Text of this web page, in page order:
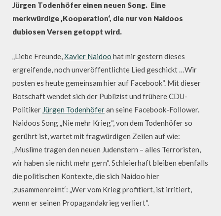
Jürgen Todenhöfer einen neuen Song. Eine
merkwürdige ‚Kooperation‘, die nur von Naidoos
dubiosen Versen getoppt wird.
„Liebe Freunde, Xavier Naidoo hat mir gestern dieses
ergreifende, noch unveröffentlichte Lied geschickt …Wir
posten es heute gemeinsam hier auf Facebook“. Mit dieser
Botschaft wendet sich der Publizist und frühere CDU-
Politiker Jürgen Todenhöferan seine Facebook-Follower.
Naidoos Song „Nie mehr Krieg“, von dem Todenhöfer so
gerührt ist, wartet mit fragwürdigen Zeilen auf wie:
„Muslime tragen den neuen Judenstern – alles Terroristen,
wir haben sie nicht mehr gern“. Schleierhaft bleiben ebenfalls
die politischen Kontexte, die sich Naidoo hier
‚zusammenreimt‘: „Wer vom Krieg profitiert, ist irritiert,
wenn er seinen Propagandakrieg verliert“.